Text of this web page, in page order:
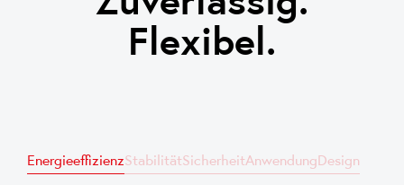
Flexibel.
EnergieeffizienzStabilitätSicherheitAnwendungDesign